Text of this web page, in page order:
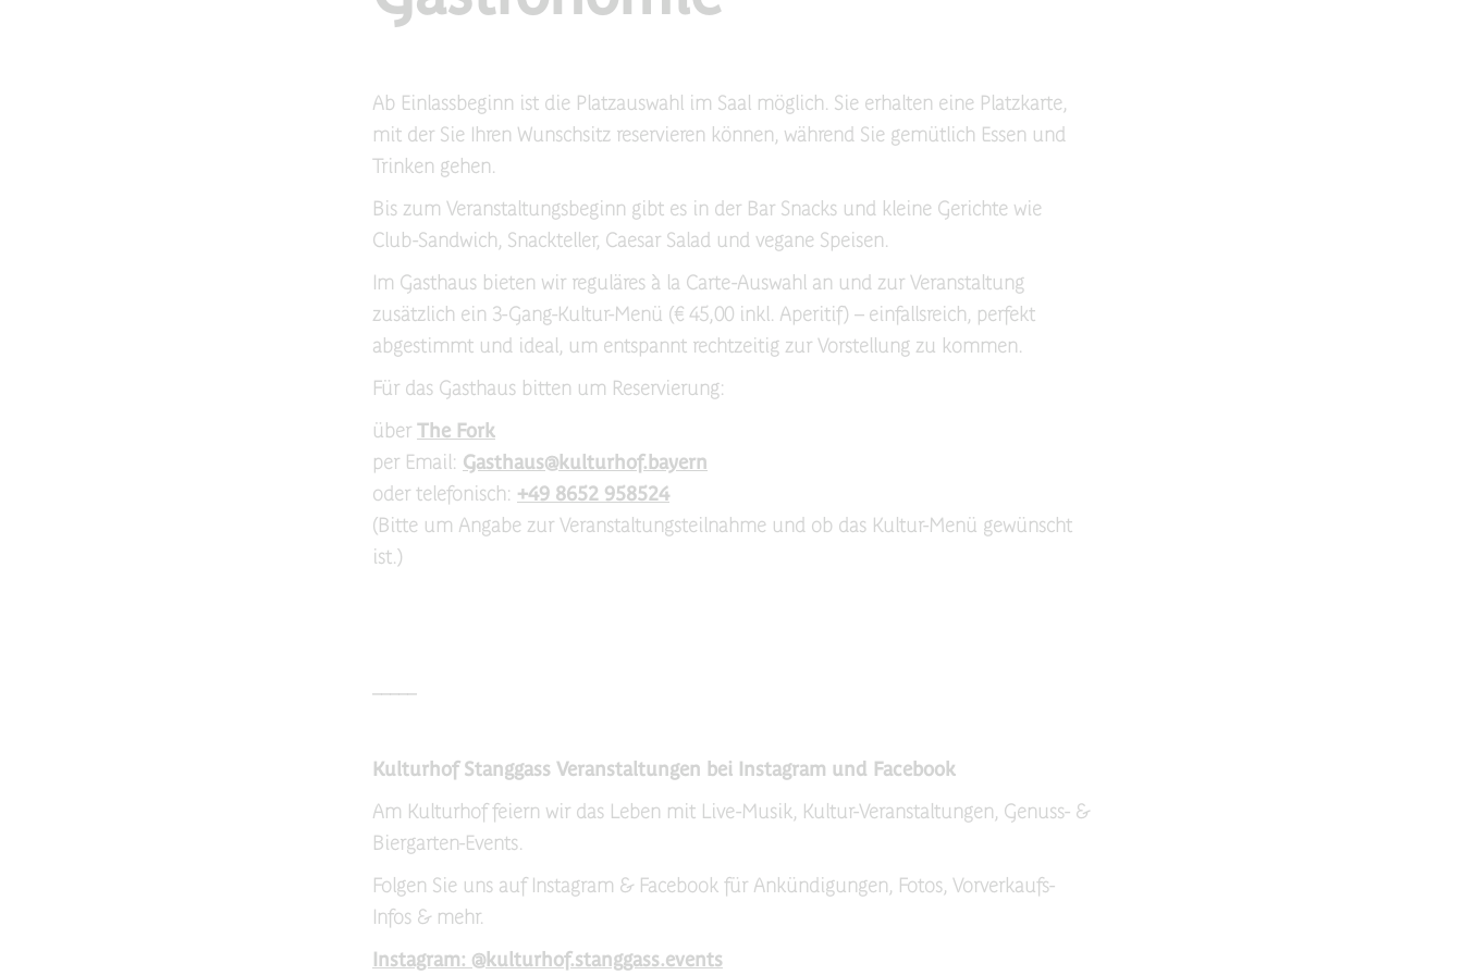
Ab Einlassbeginn ist die Platzauswahl im Saal möglich. Sie erhalten eine Platzkarte,
mit der Sie Ihren Wunschsitz reservieren können, während Sie gemütlich Essen und
Trinken gehen.
Bis zum Veranstaltungsbeginn gibt es in der Bar Snacks und kleine Gerichte wie
Club-Sandwich, Snackteller, Caesar Salad und vegane Speisen.
Im Gasthaus bieten wir reguläres à la Carte-Auswahl an und zur Veranstaltung
zusätzlich ein 3-Gang-Kultur-Menü (€ 45,00 inkl. Aperitif) – einfallsreich, perfekt
abgestimmt und ideal, um entspannt rechtzeitig zur Vorstellung zu kommen.
Für das Gasthaus bitten um Reservierung:
über The Fork
per Email: Gasthaus@kulturhof.bayern
oder telefonisch: +49 8652 958524
(Bitte um Angabe zur Veranstaltungsteilnahme und ob das Kultur-Menü gewünscht
ist.)
Kulturhof Stanggass Veranstaltungen bei Instagram und Facebook
Am Kulturhof feiern wir das Leben mit Live-Musik, Kultur-Veranstaltungen, Genuss- &
Biergarten-Events.
Folgen Sie uns auf Instagram & Facebook für Ankündigungen, Fotos, Vorverkaufs-
Infos & mehr.
Instagram: @kulturhof.stanggass.events